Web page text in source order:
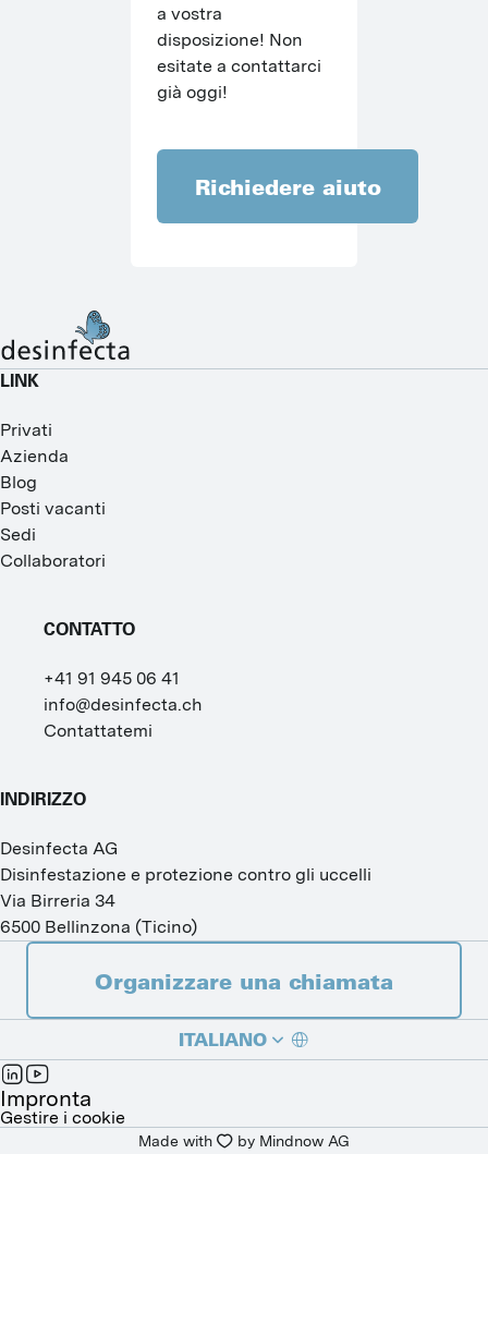
a vostra
disposizione! Non
esitate a contattarci
già oggi!
Richiedere aiuto
LINK
Privati
Azienda
Blog
Posti vacanti
Sedi
Collaboratori
CONTATTO
+41 91 945 06 41
info@desinfecta.ch
Contattatemi
INDIRIZZO
Desinfecta AG
Disinfestazione e protezione contro gli uccelli
Via Birreria 34
6500 Bellinzona (Ticino)
Organizzare una chiamata
ITALIANO
FRANÇAIS
Impronta
Gestire i cookie
Made with by Mindnow AG